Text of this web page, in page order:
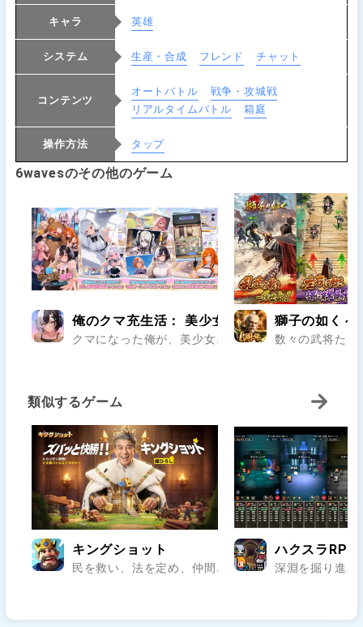
キャラ 英雄
システム 生産・合成 フレンド チャット
コンテンツ
オートバトル
戦争・攻城戦
リアルタイムバトル
箱庭
操作方法 タップ
6wavesのその他のゲーム
俺のクマ充生活： 美少女と契約しすぎた件
クマになった俺が、美少女との契約で偽りの楽園を
獅子の如く～
数々の武将たち
類似するゲーム
キングショット
民を救い、法を定め、仲間と乱世の王座を狙え..
ハクスラRPG
深淵を掘り進め